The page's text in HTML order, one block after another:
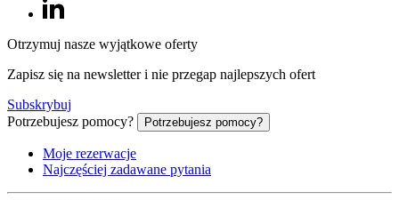
Otrzymuj nasze wyjątkowe oferty
Zapisz się na newsletter i nie przegap najlepszych ofert
Subskrybuj
Potrzebujesz pomocy?
Potrzebujesz pomocy?
Moje rezerwacje
Najczęściej zadawane pytania